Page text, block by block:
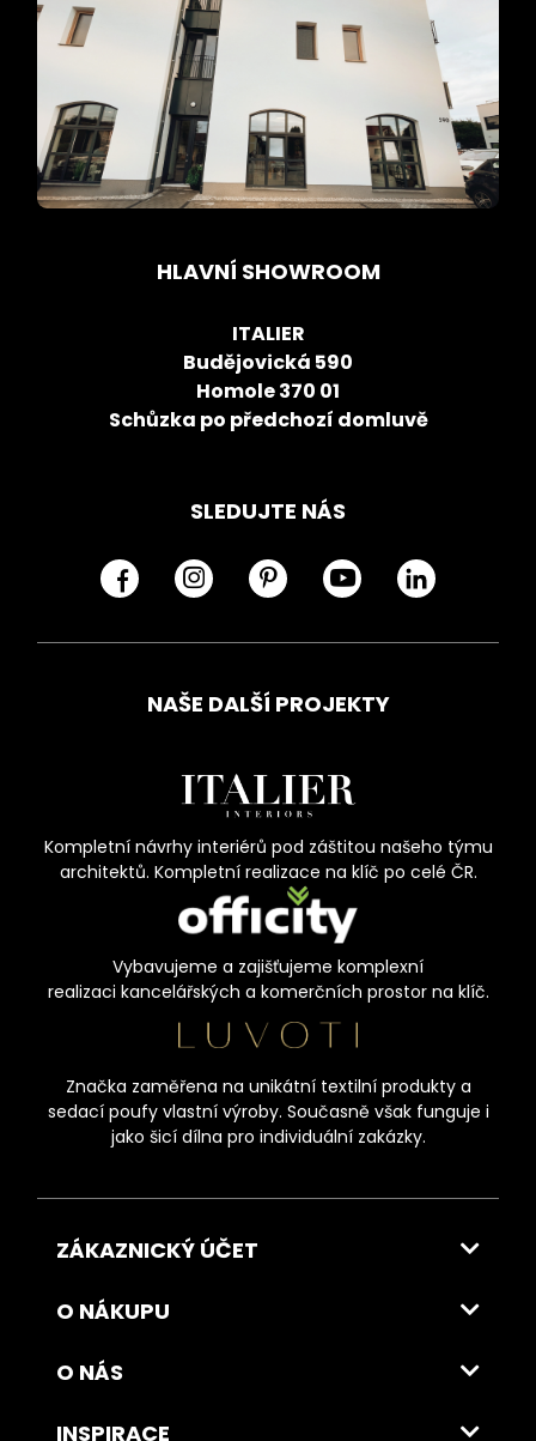
HLAVNÍ SHOWROOM
ITALIER
Budějovická 590
Homole 370 01
Schůzka po předchozí domluvě
SLEDUJTE NÁS
NAŠE DALŠÍ PROJEKTY
Kompletní návrhy interiérů pod záštitou našeho týmu
architektů. Kompletní realizace na klíč po celé ČR.
Vybavujeme a zajišťujeme komplexní
realizaci kancelářských a komerčních prostor na klíč.
Značka zaměřena na unikátní textilní produkty a
sedací poufy vlastní výroby. Současně však funguje i
jako šicí dílna pro individuální zakázky.
ZÁKAZNICKÝ ÚČET
O NÁKUPU
O NÁS
INSPIRACE